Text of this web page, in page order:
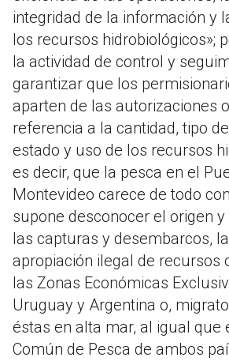
integridad de la información y
los recursos hidrobiológicos»;
la actividad de control y
garantizar que los
aparten de las autorizaciones
referencia a la cantidad, tipo
estado y uso de los recursos
es decir, que la pesca en el
Montevideo carece de todo
supone desconocer el origen
las capturas y desembarcos,
apropiación ilegal de recursos
las Zonas Económicas
Uruguay y Argentina o,
éstas en alta mar, al igual que
Común de Pesca de ambos